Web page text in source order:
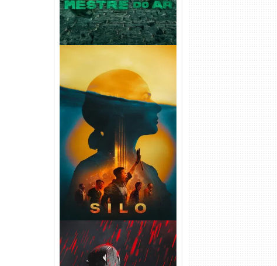
Silo 2ª Temporada (2024)
WEB-DL 1080p Dual Áudio